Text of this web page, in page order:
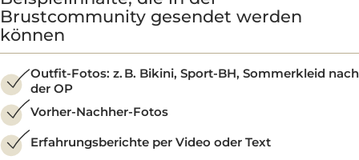
informieren oder inspirieren können.
Wenn Sie in der Community Inhalte einreichen,
im Rahmen unserer AGB und Datenschutzrichtlinien.
Beispielinhalte, die in der
Brustcommunity gesendet werden
können